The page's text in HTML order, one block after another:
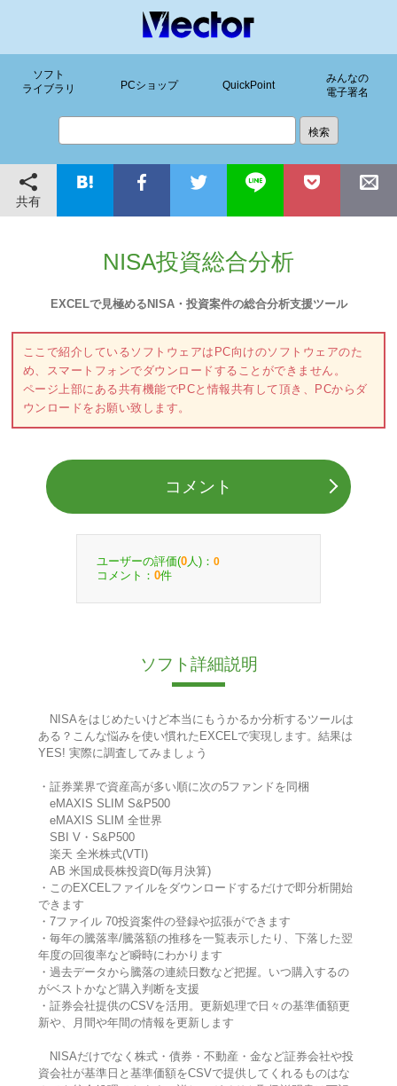
ソフト
ライブラリ
PCショップ QuickPoint
みんなの
電子署名
共有
NISA投資総合分析
EXCELで見極めるNISA・投資案件の総合分析支援ツール
ここで紹介しているソフトウェアはPC向けのソフトウェアのた
め、スマートフォンでダウンロードすることができません。
ページ上部にある共有機能でPCと情報共有して頂き、PCからダ
ウンロードをお願い致します。
コメント
ユーザーの評価(0 人)： 0
コメント： 0件
ソフト詳細説明
NISAをはじめたいけど本当にもうかるか分析するツールは
ある？こんな悩みを使い慣れたEXCELで実現します。結果は
YES! 実際に調査してみましょう
・証券業界で資産高が多い順に次の5ファンドを同梱
eMAXIS SLIM S&P500
eMAXIS SLIM 全世界
SBI V・S&P500
楽天 全米株式(VTI)
AB 米国成長株投資D(毎月決算)
・このEXCELファイルをダウンロードするだけで即分析開始
できます
・7ファイル 70投資案件の登録や拡張ができます
・毎年の騰落率/騰落額の推移を一覧表示したり、下落した翌
年度の回復率など瞬時にわかります
・過去データから騰落の連続日数など把握。いつ購入するの
がベストかなど購入判断を支援
・証券会社提供のCSVを活用。更新処理で日々の基準価額更
新や、月間や年間の情報を更新します
NISAだけでなく株式・債券・不動産・金など証券会社や投
資会社が基準日と基準価額をCSVで提供してくれるものはな